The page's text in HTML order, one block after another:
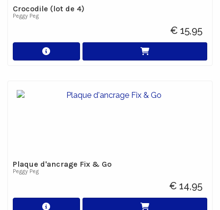
Crocodile (lot de 4)
Peggy Peg
€ 15,95
Plaque d'ancrage Fix & Go
Peggy Peg
€ 14,95